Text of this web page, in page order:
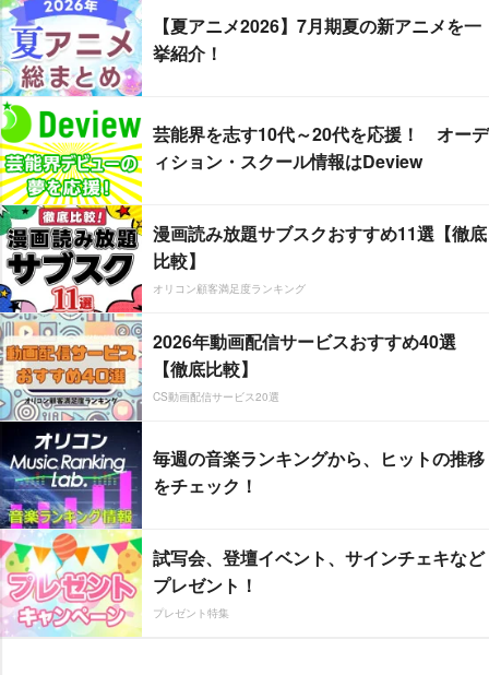
【夏アニメ2026】7月期夏の新アニメを一
挙紹介！
芸能界を志す10代～20代を応援！ オーデ
ィション・スクール情報はDeview
漫画読み放題サブスクおすすめ11選【徹底
比較】
オリコン顧客満足度ランキング
2026年動画配信サービスおすすめ40選
【徹底比較】
CS動画配信サービス20選
毎週の音楽ランキングから、ヒットの推移
をチェック！
試写会、登壇イベント、サインチェキなど
プレゼント！
プレゼント特集